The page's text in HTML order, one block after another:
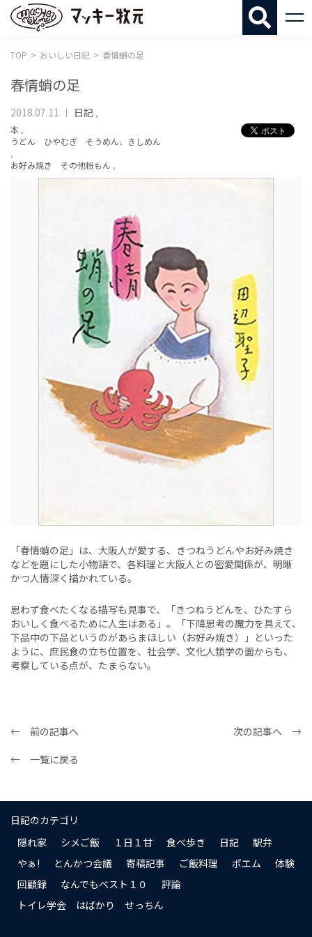
TOP おいしい日記 春情蛸の足
春情蛸の足
2018.07.11 日記 ,
本 ,
うどん ひやむぎ そうめん、きしめん
,
お好み焼き その他粉もん ,
「春情蛸の足」は、大阪人が愛する、きつねうどんやお好み焼き
などを題にした小物語で、各料理と大阪人との密愛関係が、明晰
かつ人情深く描かれている。
思わず食べたくなる描写も見事で、「きつねうどんを、ひたすら
おいしく食べるために人生はある」。「下降思考の魔力を具えて、
下品中の下品というのがあらまほしい（お好み焼き）」といった
ように、庶民食の立ち位置を、社会学、文化人類学の面からも、
考察している点が、たまらない。
← 前の記事へ
次の記事へ →
← 一覧に戻る
日記のカテゴリ
隠れ家
シメご飯 １日１甘 食べ歩き 日記
駅弁
やぁ!
とんかつ会議 寄稿記事 ご飯料理 ポエム
体験
回顧録
なんでもベスト１０
評論
トイレ学会 はばかり せっちん